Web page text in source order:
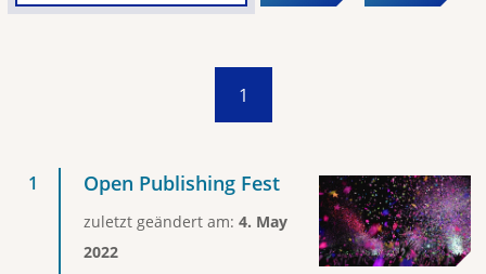
1
Open Publishing Fest
zuletzt geändert am: 4. May
2022